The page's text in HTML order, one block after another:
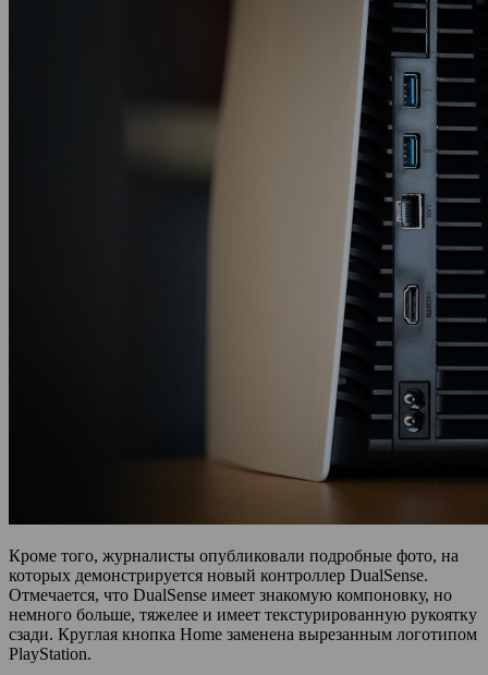
Кроме того, журналисты опубликовали подробные фото, на
которых демонстрируется новый контроллер DualSense.
Отмечается, что DualSense имеет знакомую компоновку, но
немного больше, тяжелее и имеет текстурированную рукоятку
сзади. Круглая кнопка Home заменена вырезанным логотипом
PlayStation.